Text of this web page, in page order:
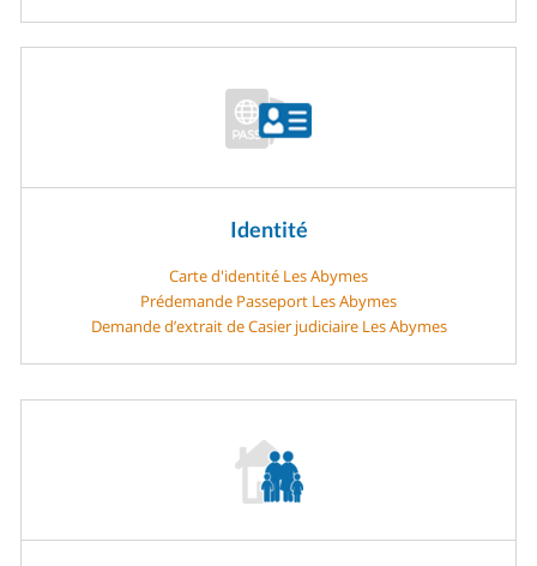
Identité
Carte d'identité Les Abymes
Prédemande Passeport Les Abymes
Demande d’extrait de Casier judiciaire Les Abymes